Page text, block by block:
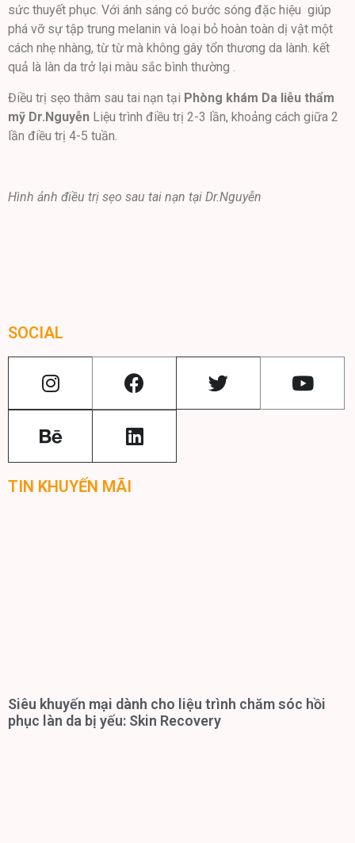
sức thuyết phục. Với ánh sáng có bước sóng đặc hiệu giúp
phá vỡ sự tập trung melanin và loại bỏ hoàn toàn dị vật một
cách nhẹ nhàng, từ từ mà không gây tổn thương da lành. kết
quả là làn da trở lại màu sắc bình thường .
Điều trị sẹo thâm sau tai nạn tại Phòng khám Da liễu thẩm
mỹ Dr.Nguyễn Liệu trình điều trị 2-3 lần, khoảng cách giữa 2
lần điều trị 4-5 tuần.
Hình ảnh điều trị sẹo sau tai nạn tại Dr.Nguyễn
SOCIAL
TIN KHUYẾN MÃI
Siêu khuyến mại dành cho liệu trình chăm sóc hồi
phục làn da bị yếu: Skin Recovery